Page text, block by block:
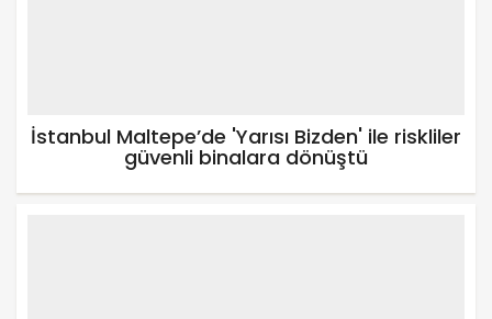
İstanbul Maltepe’de 'Yarısı Bizden' ile riskliler
güvenli binalara dönüştü